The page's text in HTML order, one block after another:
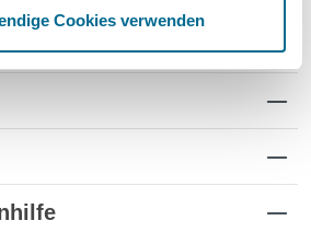
Cookies verwenden